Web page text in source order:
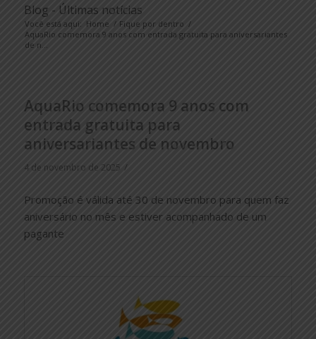
Blog - Últimas notícias
Você está aqui: Home / Fique por dentro /
AquaRio comemora 9 anos com entrada gratuita para aniversariantes
de n...
AquaRio comemora 9 anos com
entrada gratuita para
aniversariantes de novembro
4 de novembro de 2025 /
Promoção é válida até 30 de novembro para quem faz
aniversário no mês e estiver acompanhado de um
pagante